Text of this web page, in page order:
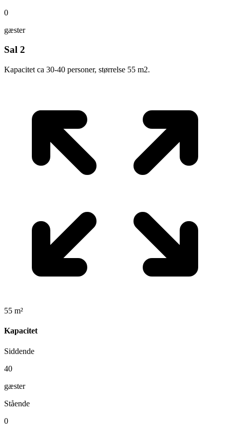
0
gæster
Sal 2
Kapacitet ca 30-40 personer, størrelse 55 m2.
55 m²
Kapacitet
Siddende
40
gæster
Stående
0